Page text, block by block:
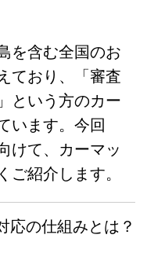
を含む全国のお
ており、「審査
という方のカー
います。今回
けて、カーマッ
ご紹介します。
応の仕組みとは？